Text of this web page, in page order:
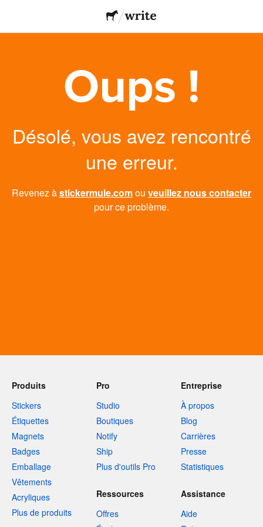
Oups !
Désolé, vous avez rencontré
une erreur.
Revenez àstickermule.comou veuillez nous contacter
pour ce problème.
Produits
Stickers
Étiquettes
Magnets
Badges
Emballage
Vêtements
Acryliques
Plus de produits
Pro
Studio
Boutiques
Notify
Ship
Plus d'outils Pro
Entreprise
À propos
Blog
Carrières
Presse
Statistiques
Ressources
Offres
Assistance
Aide